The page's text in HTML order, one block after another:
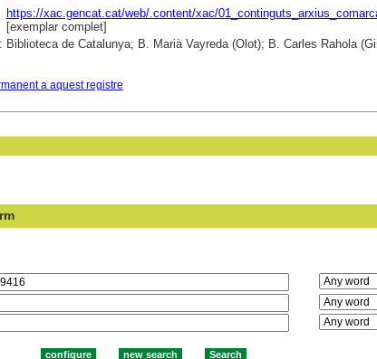
https://xac.gencat.cat/web/.content/xac/
[exemplar complet]
Biblioteca de Catalunya; B. Marià Vayreda (Olot); B. Carles Rahola
a aquest registre